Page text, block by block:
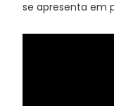
se apresenta em